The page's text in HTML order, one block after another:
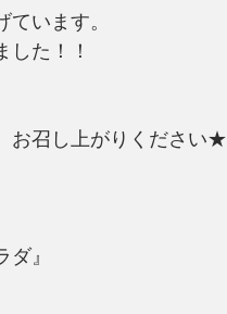
います。
た！！
お召し上がりください★
』